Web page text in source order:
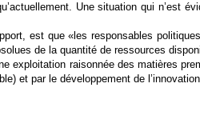
Une situation qui n’est
est que «les responsables
de la quantité de ressources
exploitation raisonnée des matières
et par le développement de